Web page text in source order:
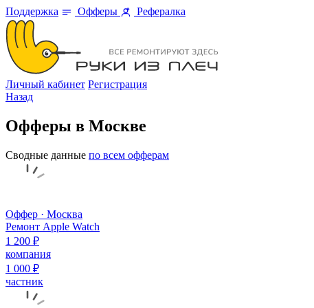
Поддержка Офферы Рефералка
Личный кабинет Регистрация
Назад
Офферы в Москве
Сводные данные по всем офферам
Оффер · Москва
Ремонт Apple Watch
1 200 ₽
компания
1 000 ₽
частник